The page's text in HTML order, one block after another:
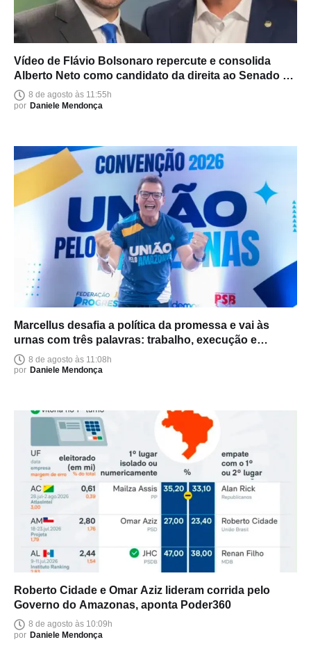
Vídeo de Flávio Bolsonaro repercute e consolida
Alberto Neto como candidato da direita ao Senado no
Amazonas
8 de agosto às 11:55h
por Daniele Mendonça
Marcellus desafia a política da promessa e vai às
urnas com três palavras: trabalho, execução e
entrega
8 de agosto às 11:08h
por Daniele Mendonça
Roberto Cidade e Omar Aziz lideram corrida pelo
Governo do Amazonas, aponta Poder360
8 de agosto às 10:09h
por Daniele Mendonça